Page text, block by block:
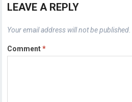
LEAVE A REPLY
Your email address will not be published.
Comment*